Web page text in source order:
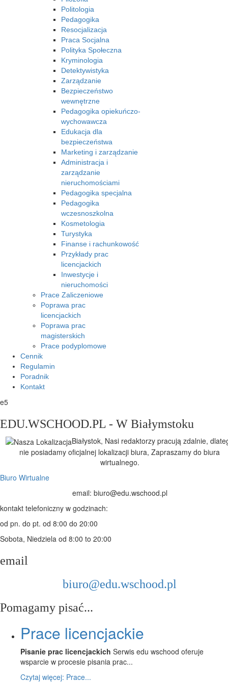
Politologia
Pedagogika
Resocjalizacja
Praca Socjalna
Polityka Społeczna
Kryminologia
Detektywistyka
Zarządzanie
Bezpieczeństwo
wewnętrzne
Pedagogika opiekuńczo-
wychowawcza
Edukacja dla
bezpieczeństwa
Marketing i zarządzanie
Administracja i
zarządzanie
nieruchomościami
Pedagogika specjalna
Pedagogika
wczesnoszkolna
Kosmetologia
Turystyka
Finanse i rachunkowość
Przykłady prac
licencjackich
Inwestycje i
nieruchomości
Prace Zaliczeniowe
Poprawa prac
licencjackich
Poprawa prac
magisterskich
Prace podyplomowe
Cennik
Regulamin
Poradnik
Kontakt
e5
EDU.WSCHOOD.PL - W Białymstoku
Białystok, Nasi redaktorzy pracują zdalnie,
nie posiadamy oficjalnej lokalizacji biura, Zapraszamy do biura
wirtualnego.
Biuro Wirtualne
email: biuro@edu.wschood.pl
kontakt telefoniczny w godzinach:
od pn. do pt. od 8:00 do 20:00
Sobota, Niedziela od 8:00 to 20:00
email
biuro@edu.wschood.pl
Pomagamy pisać...
Prace licencjackie
Pisanie prac licencjackich Serwis edu wschood oferuje
wsparcie w procesie pisania prac...
Czytaj więcej: Prace...